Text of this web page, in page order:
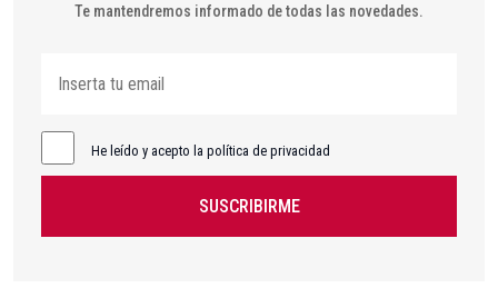
Te mantendremos informado de todas las novedades.
He leído y acepto la política de privacidad
SUSCRIBIRME